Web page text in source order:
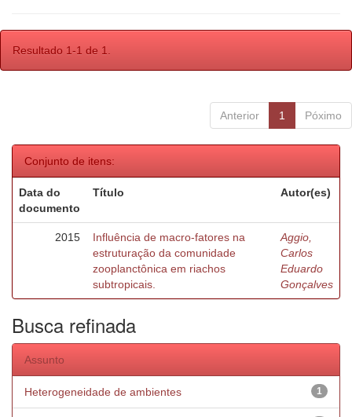
Resultado 1-1 de 1.
Anterior 1 Póximo
Conjunto de itens:
Data do
documento
Título Autor(es)
2015
Influência de macro-fatores na
estruturação da comunidade
zooplanctônica em riachos
subtropicais.
Aggio,
Carlos
Eduardo
Gonçalves
Busca refinada
Assunto
1
Heterogeneidade de ambientes